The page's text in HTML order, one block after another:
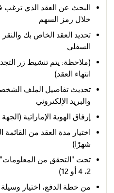
البحث عن العقد الذي ترغب
خلال رمز السهم
تحديد العقد الخاص بك
السفلي
انتهاء العقد)
تحديث تفاصيل الملف
والبريد الإلكتروني
إرفاق الهوية الإماراتية
شهرًا)
2، 4 أو 12)
من خطة الدفع، اختيار